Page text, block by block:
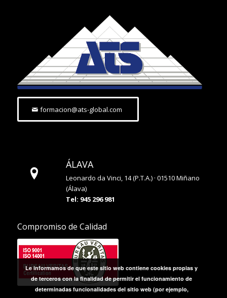
formacion@ats-global.com
ÁLAVA
Leonardo da Vinci, 14 (P.T.A.) · 01510 Miñano
(Álava)
Tel: 945 296 981
Compromiso de Calidad
Le informamos de que este sitio web contiene cookies propias y
de terceros con la finalidad de permitir el funcionamiento de
determinadas funcionalidades del sitio web (por ejemplo,